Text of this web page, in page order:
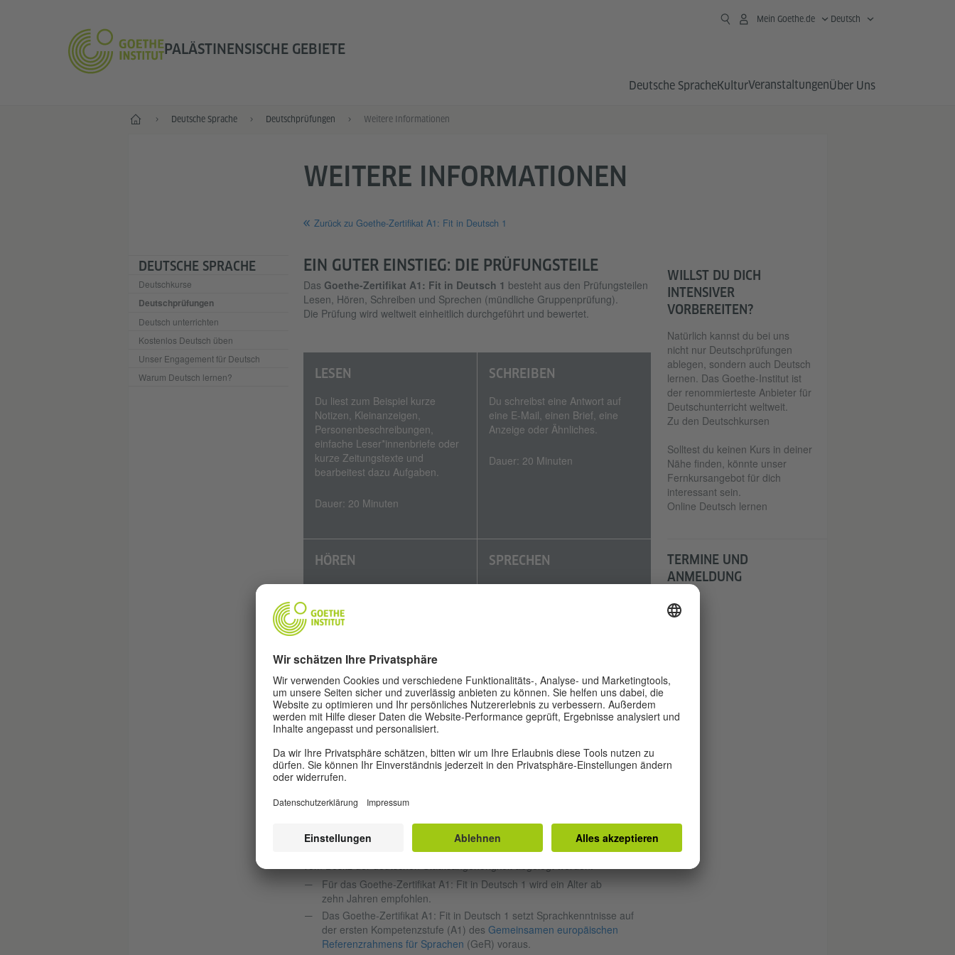
PALÄSTINENSISCHE GEBIETE
Mein Goethe.de Deutsch
Deutsche SpracheKulturVeranstaltungenÜber Uns
Start Deutsche Sprache Deutschprüfungen Weitere Informationen
DEUTSCHE SPRACHE
Deutschkurse
Deutschprüfungen
Deutsch unterrichten
Kostenlos Deutsch üben
Unser Engagement für Deutsch
Warum Deutsch lernen?
WEITERE INFORMATIONEN
Zurück zu Goethe-Zertifikat A1: Fit in Deutsch 1
EIN GUTER EINSTIEG: DIE PRÜFUNGSTEILE
Das Goethe-Zertifikat A1: Fit in Deutsch 1 besteht aus den Prüfungsteilen
Lesen, Hören, Schreiben und Sprechen (mündliche Gruppenprüfung).
Die Prüfung wird weltweit einheitlich durchgeführt und bewertet.
LESEN
Du liest zum Beispiel kurze
Notizen, Kleinanzeigen,
Personenbeschreibungen,
einfache Leser*innenbriefe oder
kurze Zeitungstexte und
bearbeitest dazu Aufgaben.
Dauer: 20 Minuten
SCHREIBEN
Du schreibst eine Antwort auf
eine E-Mail, einen Brief, eine
Anzeige oder Ähnliches.
Dauer: 20 Minuten
HÖREN
Du hörst kurze Alltagsgespräche,
Informationen aus dem Radio
oder Ähnliches und bearbeitest
Dauer: etwa 20 Minuten
SPRECHEN
Du stellst dich vor, stellst Fragen
vertrauten Situationen.
Dauer: 15 Minuten
VORAUSSETZUNGEN
Kinder und Jugendliche im Alter von 10 bis 16 Jahren.
Die Prüfungen des Goethe-Instituts stehen allen Interessierten zur Verfügung
und können unabhängig vom Erreichen eines Mindestalters und unabhängig
Für das Goethe-Zertifikat A1: Fit in Deutsch 1 wird ein Alter ab
zehn Jahren empfohlen.
Das Goethe-Zertifikat A1: Fit in Deutsch 1 setzt Sprachkenntnisse auf
der ersten Kompetenzstufe (A1) des Gemeinsamen europäischen
Referenzrahmens für Sprachen (GeR) voraus.
WILLST DU DICH
INTENSIVER
VORBEREITEN?
Natürlich kannst du bei uns
nicht nur Deutschprüfungen
ablegen, sondern auch Deutsch
lernen. Das Goethe-Institut ist
der renommierteste Anbieter für
Deutschunterricht weltweit.
Zu den Deutschkursen
Solltest du keinen Kurs in deiner
Nähe finden, könnte unser
Fernkursangebot für dich
interessant sein.
Online Deutsch lernen
TERMINE UND
ANMELDUNG